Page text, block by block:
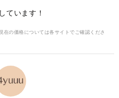
ています！
の価格については各サイトでご確認くださ